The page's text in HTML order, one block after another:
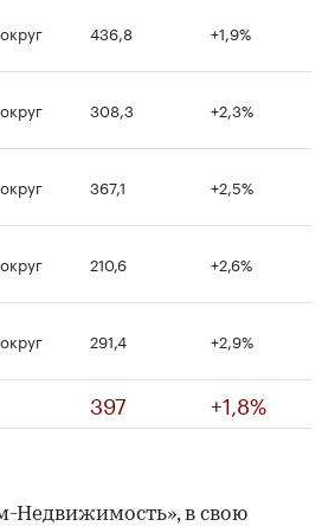
436,8 +1,9%
308,3 +2,3%
367,1 +2,5%
210,6 +2,6%
291,4 +2,9%
397 +1,8%
Недвижимость», в свою